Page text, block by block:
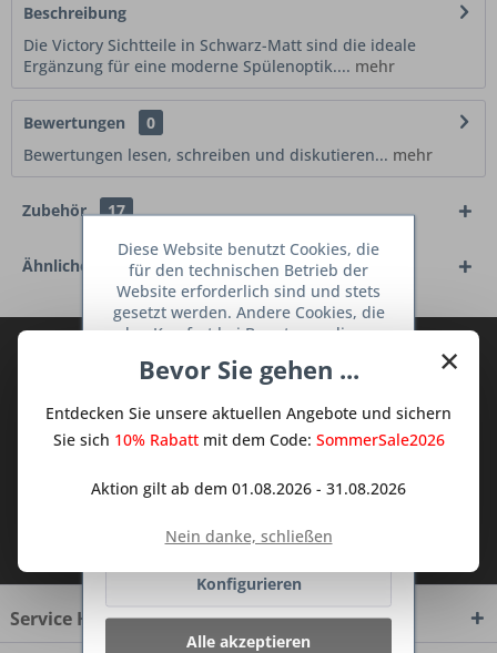
Beschreibung
Die Victory Sichtteile in Schwarz-Matt sind die ideale
Ergänzung für eine moderne Spülenoptik.... mehr
Bewertungen
0
Bewertungen lesen, schreiben und diskutieren... mehr
Zubehör 17
Ähnliche Artikel
TraumKüche Newsletter und verpassen
Sie keine Neuigkeit oder Aktion mehr aus
dem Traum Küchen - Shop.
Ich habe die
Datenschutzbestimmungen
Service Hotline
×
Bevor Sie gehen ...
Entdecken Sie unsere aktuellen Angebote und sichern
Sie sich 10% Rabattmit dem Code: SommerSale2026
Aktion gilt ab dem 01.08.2026 - 31.08.2026
Nein danke, schließen
Diese Website benutzt Cookies, die
für den technischen Betrieb der
Website erforderlich sind und stets
gesetzt werden. Andere Cookies, die
den Komfort bei Benutzung dieser
dienen oder die Interaktion mit
Netzwerken vereinfachen sollen,
werden nur mit Ihrer Zustimmung
Ablehnen
Konfigurieren
Alle akzeptieren